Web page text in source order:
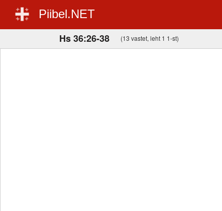
Piibel.NET
Hs 36:26-38 (13 vastet, leht 1 1-st)